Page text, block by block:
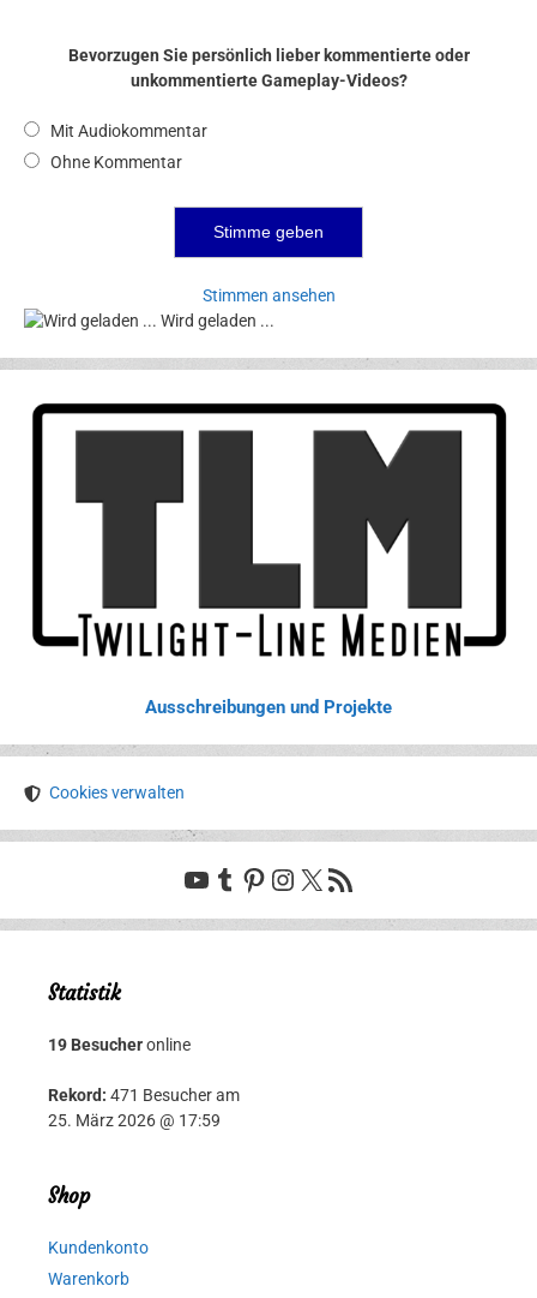
Bevorzugen Sie persönlich lieber kommentierte oder
unkommentierte Gameplay-Videos?
Mit Audiokommentar
Ohne Kommentar
Stimmen ansehen
Wird geladen ...
Ausschreibungen und Projekte
Cookies verwalten
YouTube
Tumblr
Pinterest
Instagram
X RSS-Feed
Statistik
19 Besucheronline
Rekord: 471 Besucher am
25. März 2026 @ 17:59
Shop
Kundenkonto
Warenkorb